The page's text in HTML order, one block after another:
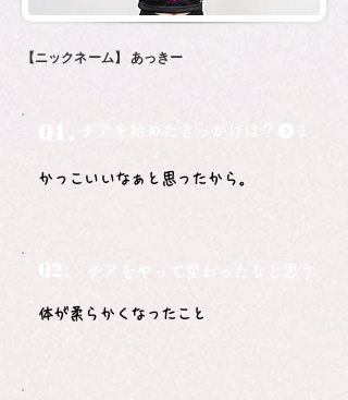
【ニックネーム】 あっきー
かっこいいなぁと思ったから。
体が柔らかくなったこと